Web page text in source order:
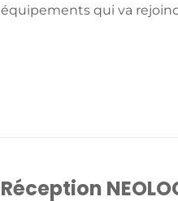
équipements qui va
Réception